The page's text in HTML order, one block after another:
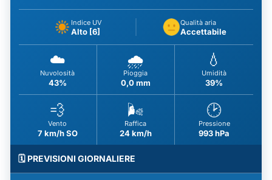
Indice UV
Alto [6]
Qualità aria
Accettabile
☁️
Nuvolosità
43%
🌧️
Pioggia
0,0 mm
💧
Umidità
39%
💨
Vento
7 km/h SO
🌬️
Raffica
24 km/h
🕑
Pressione
993 hPa
🗓️ PREVISIONI GIORNALIERE